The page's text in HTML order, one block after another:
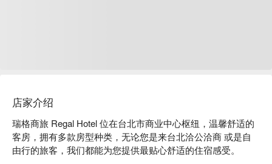
店家介绍
瑞格商旅 Regal Hotel 位在台北市商业中心枢纽，温馨舒适的
客房，拥有多款房型种类，无论您是来台北洽公洽商 或是自
由行的旅客，我们都能为您提供最贴心舒适的住宿感受。